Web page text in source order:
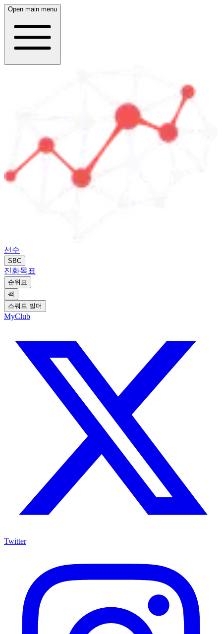
Open main menu
선수
SBC
진화목표
순위표
팩
스쿼드 빌더
MyClub
Twitter